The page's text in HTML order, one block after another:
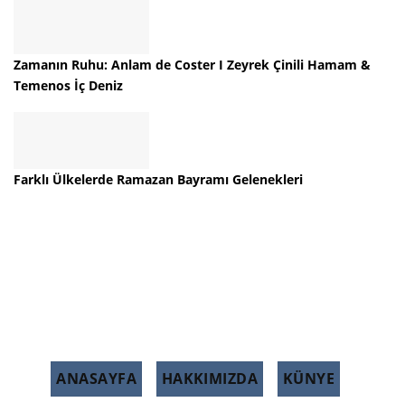
Zamanın Ruhu: Anlam de Coster I Zeyrek Çinili Hamam &
Temenos İç Deniz
Farklı Ülkelerde Ramazan Bayramı Gelenekleri
ANASAYFA HAKKIMIZDA KÜNYE